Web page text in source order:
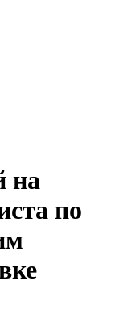
на
по